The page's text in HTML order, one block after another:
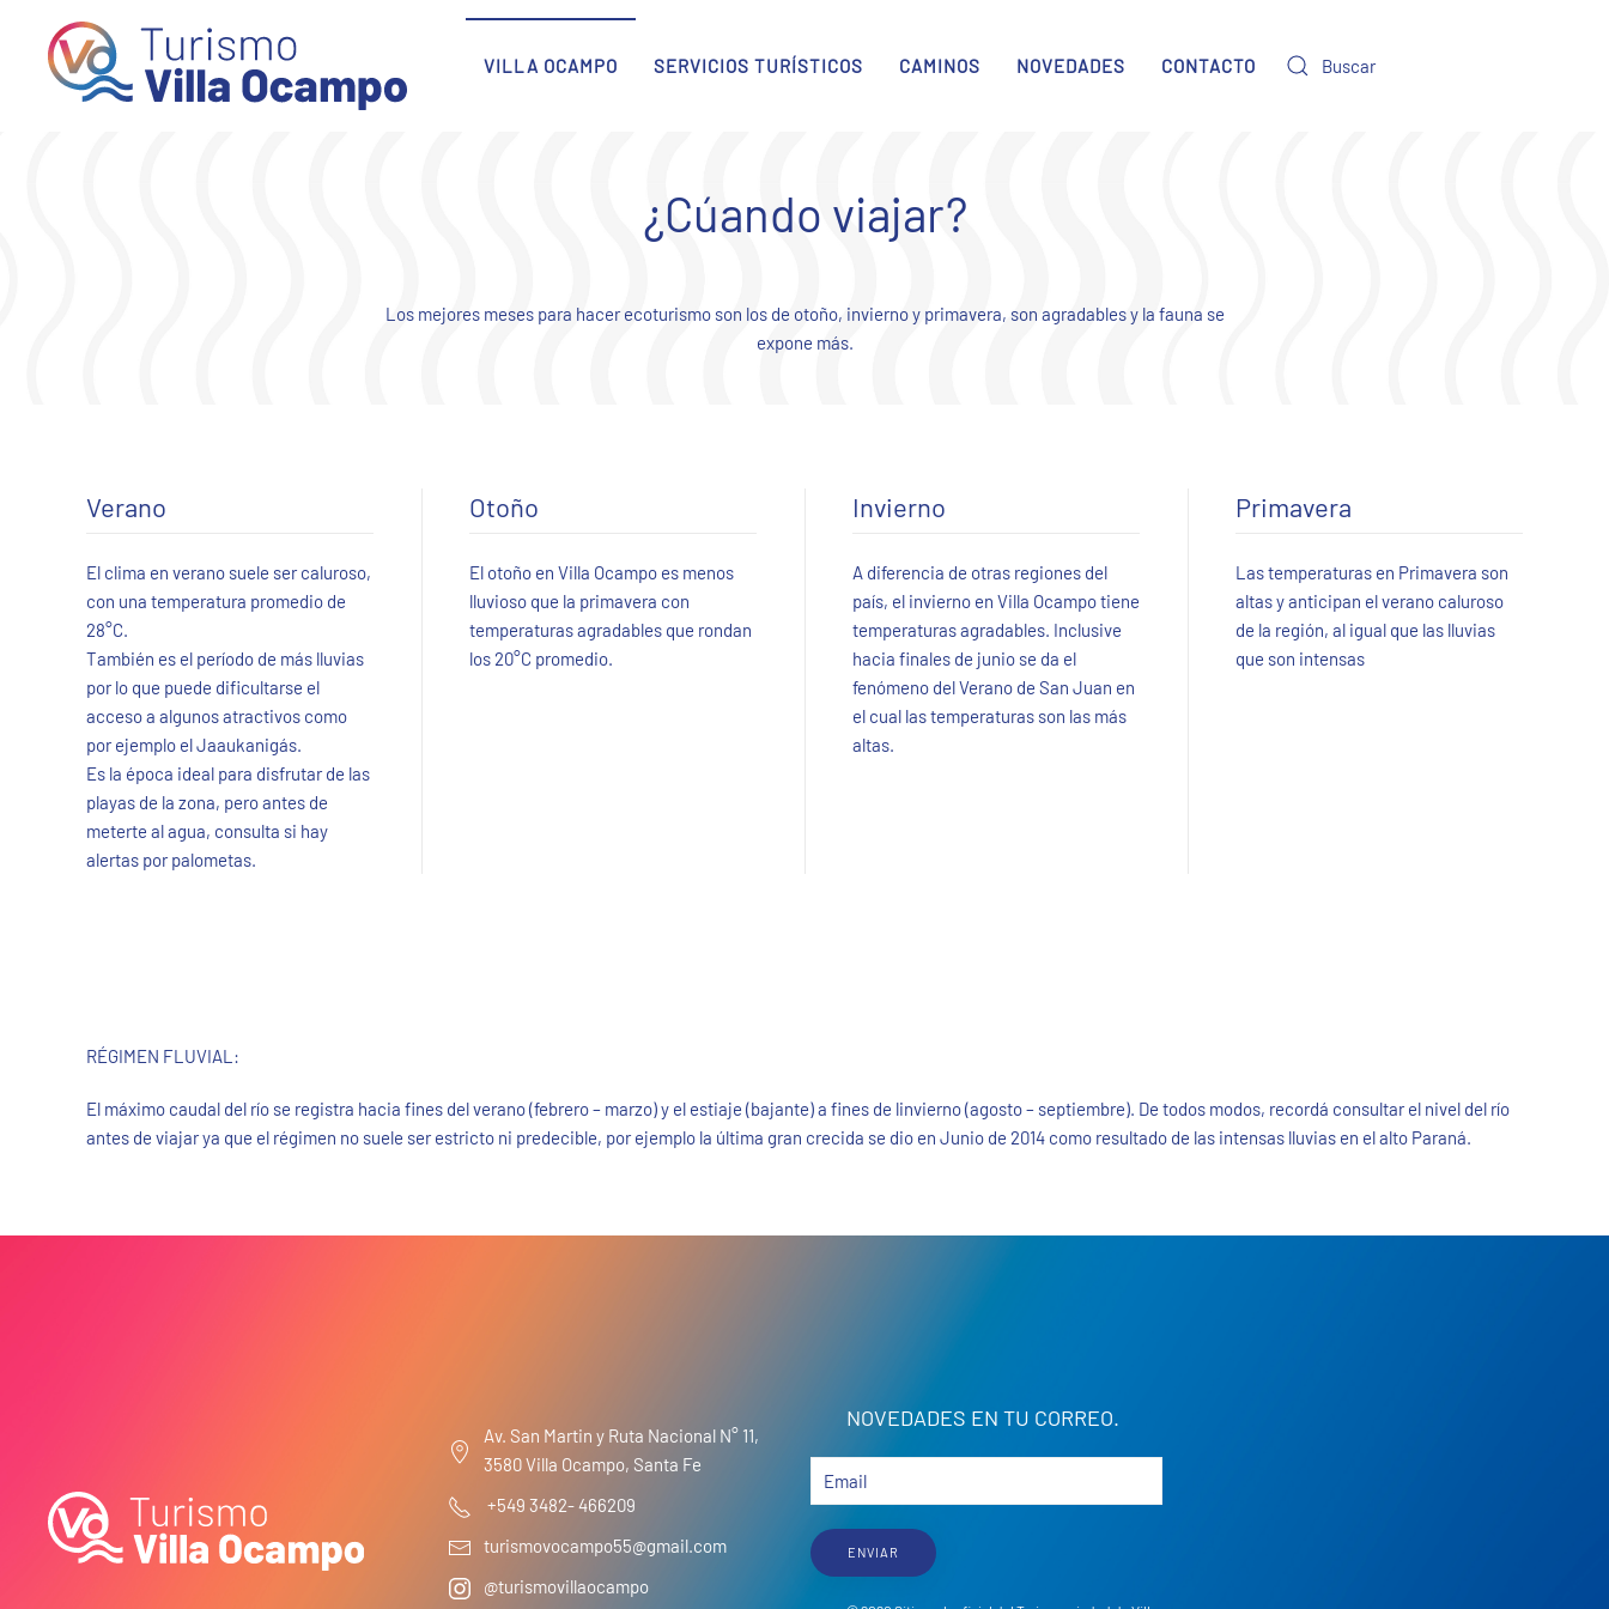
Skip to main content VILLA OCAMPO SERVICIOS TURÍSTICOS CAMINOS NOVEDADES CONTACTO
¿Cúando viajar?
Los mejores meses para hacer ecoturismo son los de otoño, invierno y primavera, son agradables y la fauna se
expone más.
Verano
El clima en verano suele ser caluroso,
con una temperatura promedio de
28°C.
También es el período de más lluvias
por lo que puede dificultarse el
acceso a algunos atractivos como
por ejemplo el Jaaukanigás.
Es la época ideal para disfrutar de las
playas de la zona, pero antes de
meterte al agua, consulta si hay
alertas por palometas.
Otoño
El otoño en Villa Ocampo es menos
lluvioso que la primavera con
temperaturas agradables que rondan
los 20°C promedio.
Invierno
A diferencia de otras regiones del
país, el invierno en Villa Ocampo tiene
temperaturas agradables. Inclusive
hacia finales de junio se da el
fenómeno del Verano de San Juan en
el cual las temperaturas son las más
altas.
Primavera
Las temperaturas en Primavera son
altas y anticipan el verano caluroso
de la región, al igual que las lluvias
que son intensas
RÉGIMEN FLUVIAL:
El máximo caudal del río se registra hacia fines del verano (febrero – marzo) y el estiaje (bajante) a fines de linvierno (agosto – septiembre). De todos modos, recordá consultar el nivel del río
antes de viajar ya que el régimen no suele ser estricto ni predecible, por ejemplo la última gran crecida se dio en Junio de 2014 como resultado de las intensas lluvias en el alto Paraná.
Av. San Martin y Ruta Nacional N° 11,
3580 Villa Ocampo, Santa Fe
+549 3482- 466209
turismovocampo55@gmail.com
@turismovillaocampo
NOVEDADES EN TU CORREO.
ENVIAR